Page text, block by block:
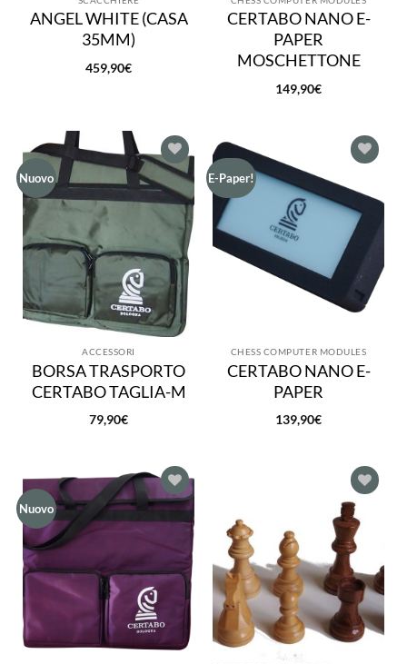
ANGEL WHITE (CASA
35MM)
459,90€
CERTABO NANO E-
PAPER
MOSCHETTONE
149,90€
Nuovo
Aggiungi
alla lista
dei
ACCESSORI
BORSA TRASPORTO
CERTABO TAGLIA-M
79,90€
E-Paper!
alla lista
desideri
CHESS COMPUTER MODULES
CERTABO NANO E-
PAPER
139,90€
Nuovo
Aggiungi
alla lista
Aggiungi
alla lista
dei
desideri